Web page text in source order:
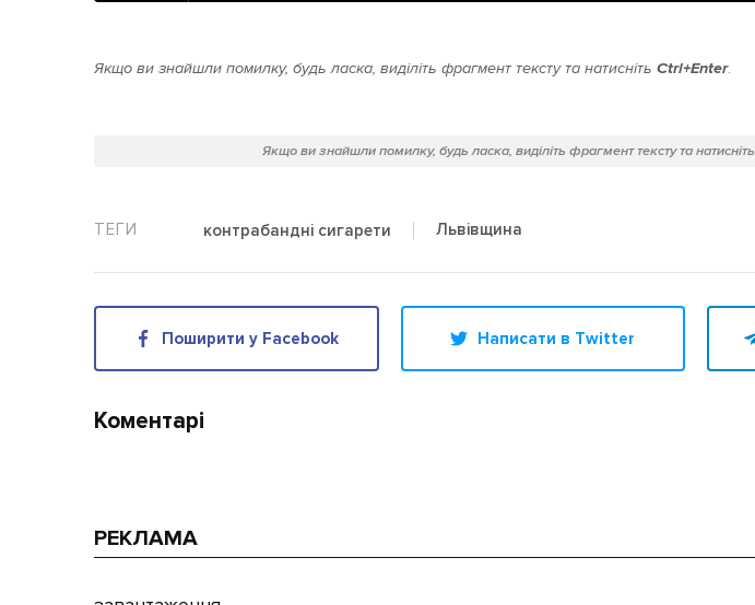
Якщо ви знайшли помилку, будь ласка, виділіть фрагмент тексту та натисніть Ctrl+Enter.
Якщо ви знайшли помилку, будь ласка, виділіть фрагмент тексту та натисніть
контрабандні сигарети Львівщина
Поширити у Facebook Написати в Twitter
Коментарі
РЕКЛАМА